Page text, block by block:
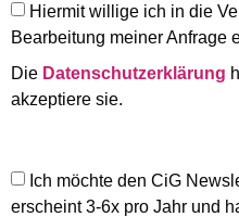
Hiermit willige ich in die
Bearbeitung meiner Anfrage
Die Datenschutzerklärung
akzeptiere sie.
Ich möchte den CiG
erscheint 3-6x pro Jahr und